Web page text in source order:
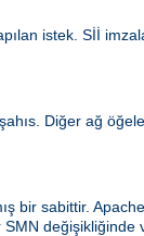
istek. Sİİ
Diğer ağ
bir sabittir.